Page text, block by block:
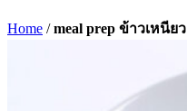
Home /meal prep ข้าวเหนียว